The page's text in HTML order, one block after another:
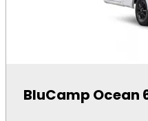
BluCamp Ocean
Con Speedy Noleggi,